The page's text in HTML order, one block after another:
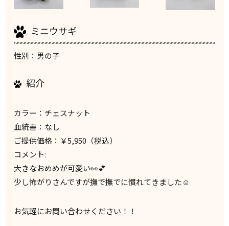
ミニウサギ
性別：男の子
紹介
カラー：チェスナット
血統書：なし
ご提供価格：￥5,950（税込）
コメント:
大きなおめめが可愛い👀💕
少し怖がりさんですが撫で撫でに慣れてきました☺️
お気軽にお問い合わせください！！